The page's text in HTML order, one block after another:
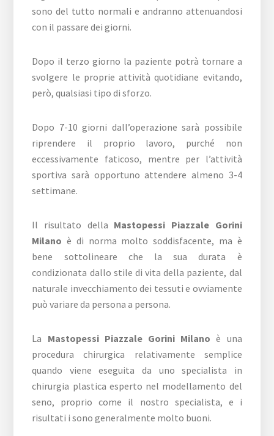
sono del tutto normali e andranno attenuandosi
con il passare dei giorni.
Dopo il terzo giorno la paziente potrà tornare a
svolgere le proprie attività quotidiane evitando,
però, qualsiasi tipo di sforzo.
Dopo 7-10 giorni dall’operazione sarà possibile
riprendere il proprio lavoro, purché non
eccessivamente faticoso, mentre per l’attività
sportiva sarà opportuno attendere almeno 3-4
settimane.
Il risultato della Mastopessi Piazzale Gorini
Milano è di norma molto soddisfacente, ma è
bene sottolineare che la sua durata è
condizionata dallo stile di vita della paziente, dal
naturale invecchiamento dei tessuti e ovviamente
può variare da persona a persona.
La Mastopessi Piazzale Gorini Milano è una
procedura chirurgica relativamente semplice
quando viene eseguita da uno specialista in
chirurgia plastica esperto nel modellamento del
seno, proprio come il nostro specialista, e i
risultati i sono generalmente molto buoni.